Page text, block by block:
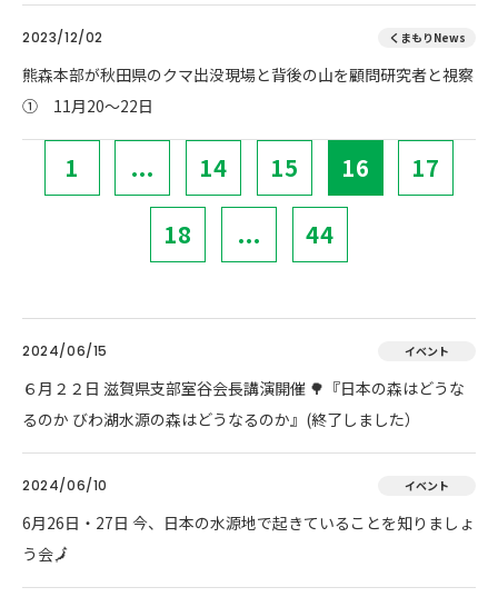
2023/12/02 くまもりNews
熊森本部が秋田県のクマ出没現場と背後の山を顧問研究者と視察
① 11月20～22日
1 ... 14 15 16 17
18 ... 44
2024/06/15 イベント
６月２２日 滋賀県支部室谷会長講演開催 🌳『日本の森はどうな
るのか びわ湖水源の森はどうなるのか』(終了しました）
2024/06/10 イベント
6月26日・27日 今、日本の水源地で起きていることを知りましょ
う会🗾